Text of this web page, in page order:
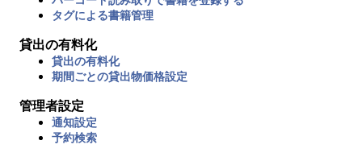
タグによる書籍管理
貸出の有料化
貸出の有料化
期間ごとの貸出物価格設定
管理者設定
通知設定
予約検索